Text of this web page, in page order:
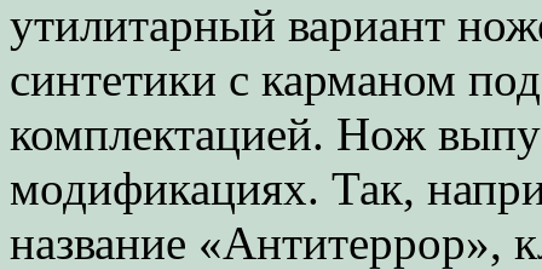
утилитарный вариант
синтетики с карманом
комплектацией. Нож
модификациях. Так,
название «Антитеррор»,